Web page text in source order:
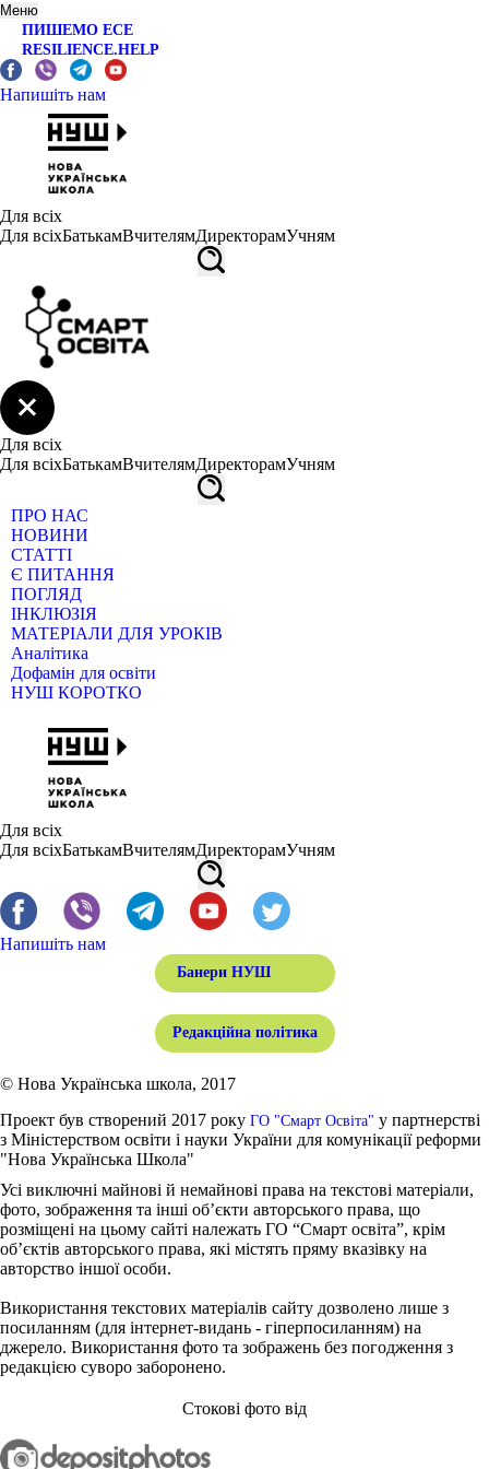
Меню
ПИШЕМО ЕСЕ
RESILIENCE.HELP
Напишіть нам
Для всіх
Для всіхБатькамВчителямДиректорамУчням
Для всіх
Для всіхБатькамВчителямДиректорамУчням
ПРО НАС
НОВИНИ
СТАТТІ
Є ПИТАННЯ
ПОГЛЯД
ІНКЛЮЗІЯ
МАТЕРІАЛИ ДЛЯ УРОКІВ
Аналітика
Дофамін для освіти
НУШ КОРОТКО
Для всіх
Для всіхБатькамВчителямДиректорамУчням
Напишіть нам
Банери НУШ
Редакційна політика
© Нова Українська школа, 2017
Проект був створений 2017 року ГО "Смарт Освіта" у партнерстві
з Міністерством освіти і науки України для комунікації реформи
"Нова Українська Школа"
Усі виключні майнові й немайнові права на текстові матеріали,
фото, зображення та інші об’єкти авторського права, що
розміщені на цьому сайті належать ГО “Смарт освіта”, крім
об’єктів авторського права, які містять пряму вказівку на
авторство іншої особи.
Використання текстових матеріалів сайту дозволено лише з
посиланням (для інтернет-видань - гіперпосиланням) на
джерело. Використання фото та зображень без погодження з
редакцією суворо заборонено.
Стокові фото від